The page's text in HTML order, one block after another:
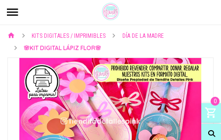
0
KITS DIGITALES / IMPRIMIBLES DÍA DE LA MADRE
🌸KIT DIGITAL LÁPIZ FLOR🌸